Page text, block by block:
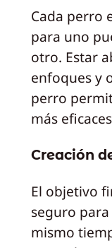
Cada perro
para uno
otro. Estar
enfoques y
perro
más
Creación
El objetivo
seguro
mismo